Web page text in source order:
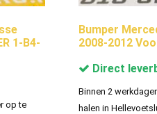
1-B4-
op te
Bumper
2008-2012
Direct
Binnen 2
halen in